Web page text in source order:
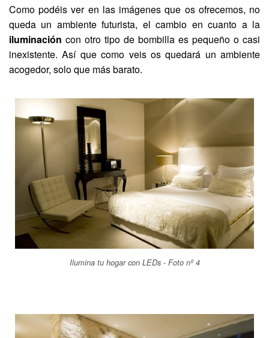
Como podéis ver en las imágenes que os ofrecemos, no
queda un ambiente futurista, el cambio en cuanto a la
iluminación con otro tipo de bombilla es pequeño o casi
inexistente. Así que como veis os quedará un ambiente
acogedor, solo que más barato.
Ilumina tu hogar con LEDs - Foto nº 4